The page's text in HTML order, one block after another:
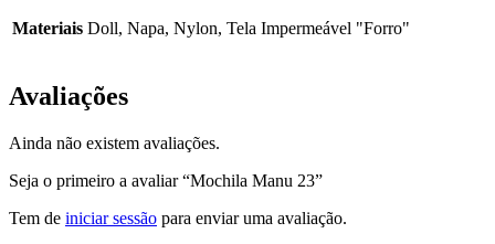
Materiais Doll, Napa, Nylon, Tela Impermeável "Forro"
Avaliações
Ainda não existem avaliações.
Seja o primeiro a avaliar “Mochila Manu 23”
Tem de iniciar sessão para enviar uma avaliação.